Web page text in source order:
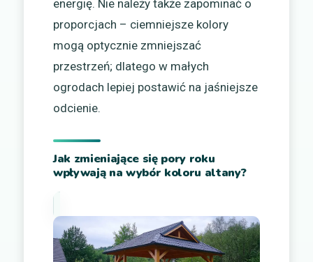
energię. Nie należy także zapominać o
proporcjach – ciemniejsze kolory
mogą optycznie zmniejszać
przestrzeń; dlatego w małych
ogrodach lepiej postawić na jaśniejsze
odcienie.
Jak zmieniające się pory roku
wpływają na wybór koloru altany?